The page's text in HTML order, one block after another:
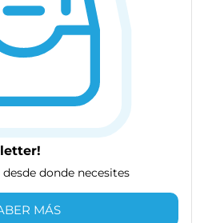
donde necesites
MÁS